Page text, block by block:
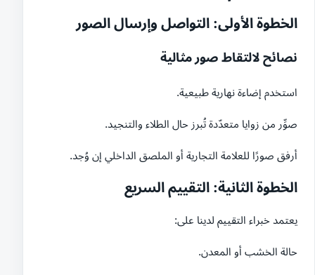
الخطوة الأولى: التواصل وإرسال الصور
نصائح لالتقاط صور مثالية
استخدم إضاءة نهارية طبيعية.
صوِّر من زوايا متعدّدة تُبرز حال الطلاء والتنجيد.
أرفق صورًا للعلامة التجارية أو الملصق الداخلي إن وُجد.
الخطوة الثانية: التقييم السريع
يعتمد خبراء التقييم لدينا على:
حالة الخشب أو المعدن.